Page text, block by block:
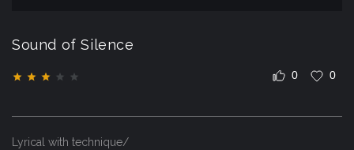
Sound of Silence
0 0
Lyrical with technique/